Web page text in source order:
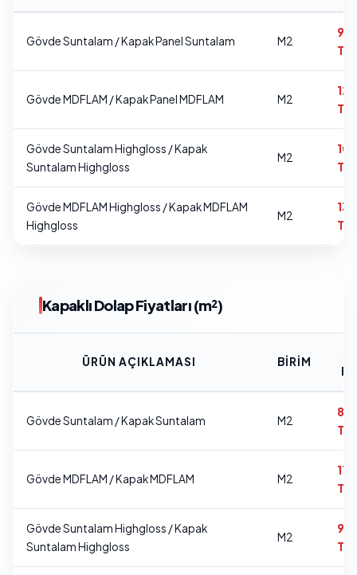
Gövde Suntalam / Kapak Panel Suntalam M2
TL
Gövde MDFLAM / Kapak Panel MDFLAM M2
TL
Gövde Suntalam Highgloss / Kapak
Suntalam Highgloss
M2
TL
Gövde MDFLAM Highgloss / Kapak MDFLAM
Highgloss
M2
TL
Kapaklı Dolap Fiyatları (m²)
ÜRÜN AÇIKLAMASI BIRIM
Gövde Suntalam / Kapak Suntalam M2
TL
Gövde MDFLAM / Kapak MDFLAM M2
TL
Gövde Suntalam Highgloss / Kapak
Suntalam Highgloss
M2
TL